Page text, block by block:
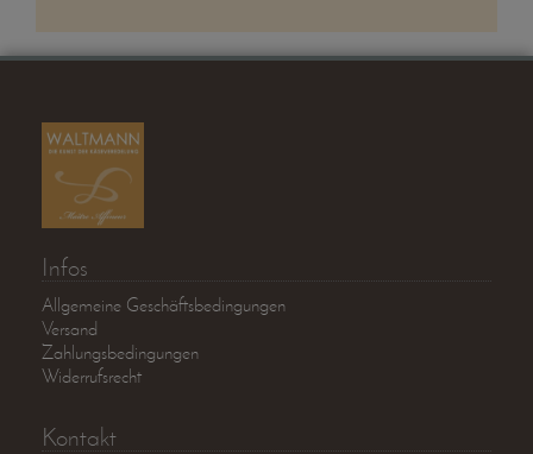
Infos
Allgemeine Geschäftsbedingungen
Versand
Zahlungsbedingungen
Widerrufsrecht
Kontakt